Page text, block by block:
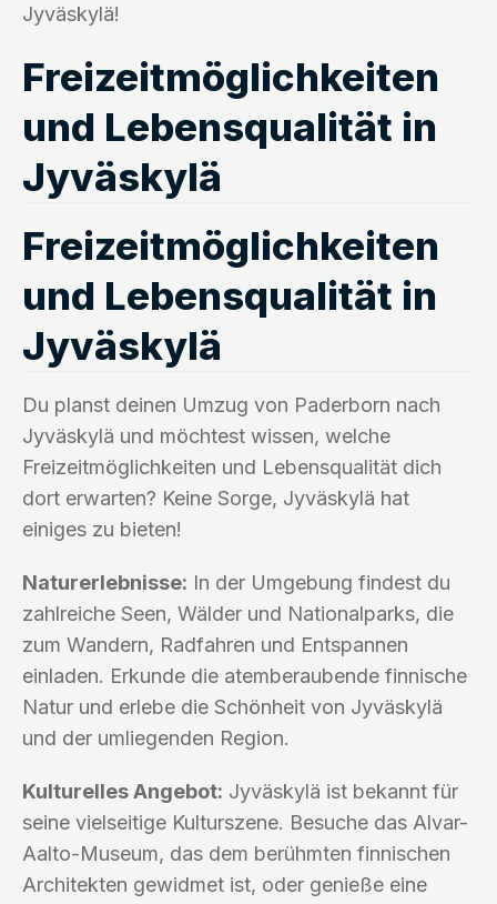
Jyväskylä!
Freizeitmöglichkeiten
und Lebensqualität in
Jyväskylä
Freizeitmöglichkeiten
und Lebensqualität in
Jyväskylä
Du planst deinen Umzug von Paderborn nach
Jyväskylä und möchtest wissen, welche
Freizeitmöglichkeiten und Lebensqualität dich
dort erwarten? Keine Sorge, Jyväskylä hat
einiges zu bieten!
Naturerlebnisse: In der Umgebung findest du
zahlreiche Seen, Wälder und Nationalparks, die
zum Wandern, Radfahren und Entspannen
einladen. Erkunde die atemberaubende finnische
Natur und erlebe die Schönheit von Jyväskylä
und der umliegenden Region.
Kulturelles Angebot: Jyväskylä ist bekannt für
seine vielseitige Kulturszene. Besuche das Alvar-
Aalto-Museum, das dem berühmten finnischen
Architekten gewidmet ist, oder genieße eine